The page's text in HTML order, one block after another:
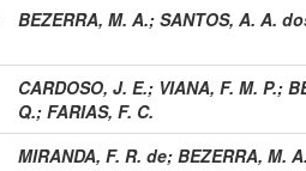
BEZERRA, M. A.; SANTOS, A. A.
CARDOSO, J. E.; VIANA, F. M. P.;
Q.; FARIAS, F. C.
MIRANDA, F. R. de; BEZERRA, M. A.